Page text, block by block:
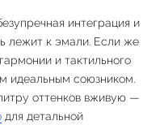
интеграция и
лежит к эмали. Если же
и тактильного
идеальным союзником.
оттенков вживую —
для детальной